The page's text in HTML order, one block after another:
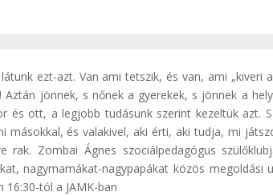
ezt-azt. Van ami tetszik, és van, ami „kiveri
jönnek, s nőnek a gyerekek, s jönnek a
és ott, a legjobb tudásunk szerint kezeltük azt.
és valakivel, aki érti, aki tudja, mi
Zombai Ágnes szociálpedagógus
nagymamákat-nagypapákat közös megoldási
tól a JAMK-ban